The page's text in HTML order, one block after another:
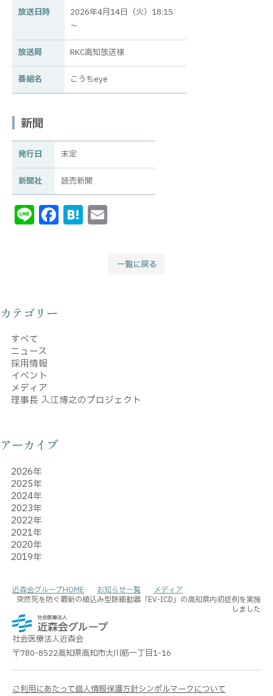
放送日時
2026年4月14日（火）18:15
～
放送局 RKC高知放送様
番組名 こうちeye
新聞
発行日 未定
新聞社 読売新聞
Li
n
F
a
H
at
一覧に戻る
カテゴリー
すべて
ニュース
採用情報
イベント
メディア
理事長 入江博之のプロジェクト
アーカイブ
2026年
2025年
2024年
2023年
2022年
2021年
2020年
2019年
近森会グループHOME お知らせ一覧
メディア
突然死を防ぐ最新の植込み型除細動器「EV-ICD」の高知県内初症例を実施
しました
社会医療法人近森会
〒780-8522高知県高知市大川筋一丁目1-16
ご利用にあたって個人情報保護方針シンボルマークについて